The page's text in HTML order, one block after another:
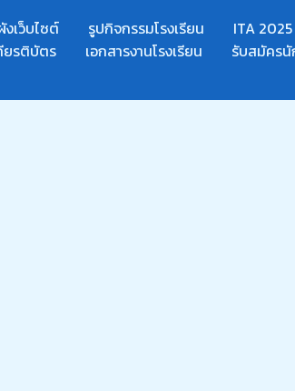
เว็บไซต์ รูปกิจกรรมโรงเรียน ITA 2025
ยรติบัตร เอกสารงานโรงเรียน
รับสมัครนั